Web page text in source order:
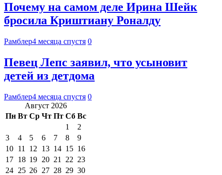
Почему на самом деле Ирина Шейк
бросила Криштиану Роналду
Рамблер4 месяца спустя 0
Певец Лепс заявил, что усыновит
детей из детдома
Рамблер4 месяца спустя 0
Август 2026
Пн Вт Ср Чт Пт Сб Вс
1
2
3
4 5 6 7 8
9
10 11 12 13 14 15 16
17 18 19 20 21 22 23
24 25 26 27 28 29 30